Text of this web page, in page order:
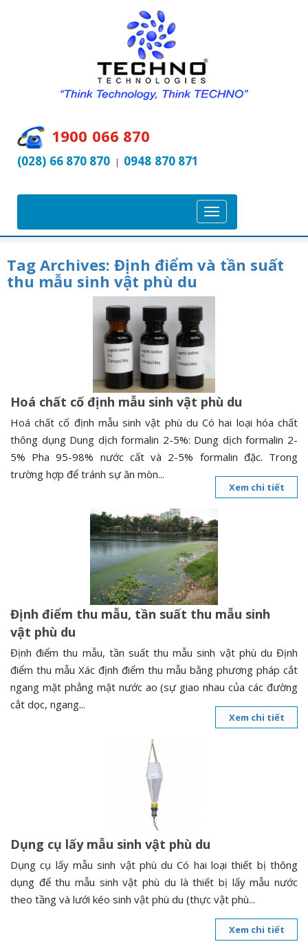
1900 066 870
(028) 66 870 870 | 0948 870 871
T
o
g
e
a
t
i
o
n
Tag Archives: Định điểm và tần suất
thu mẫu sinh vật phù du
Hoá chất cố định mẫu sinh vật phù du
Hoá chất cố định mẫu sinh vật phù du Có hai loại hóa chất
thông dụng Dung dịch formalin 2-5%: Dung dịch formalin 2-
5% Pha 95-98% nước cất và 2-5% formalin đặc. Trong
trường hợp để tránh sự ăn mòn...
Xem chi tiết
Định điểm thu mẫu, tần suất thu mẫu sinh
vật phù du
Định điểm thu mẫu, tần suất thu mẫu sinh vật phù du Định
điểm thu mẫu Xác định điểm thu mẫu bằng phương pháp cắt
ngang mặt phẳng mặt nước ao (sự giao nhau của các đường
cắt dọc, ngang...
Xem chi tiết
Dụng cụ lấy mẫu sinh vật phù du
Dụng cụ lấy mẫu sinh vật phù du Có hai loại thiết bị thông
dụng để thu mẫu sinh vật phù du là thiết bị lấy mẫu nước
theo tầng và lưới kéo sinh vật phù du (thực vật phù...
Xem chi tiết